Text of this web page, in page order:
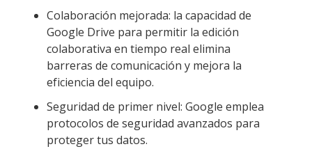
Colaboración mejorada: la capacidad de
Google Drive para permitir la edición
colaborativa en tiempo real elimina
barreras de comunicación y mejora la
eficiencia del equipo.
Seguridad de primer nivel: Google emplea
protocolos de seguridad avanzados para
proteger tus datos.